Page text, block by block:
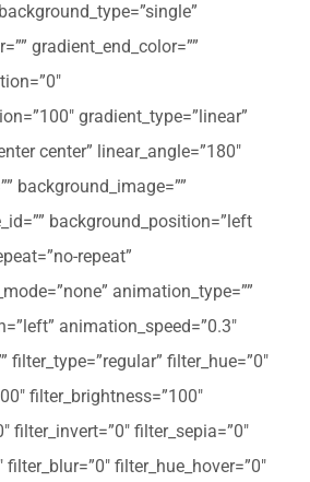
gradient_end_color=””
gradient_type=”linear”
center” linear_angle=”180″
background_image=””
background_position=”left
repeat”
animation_type=””
animation_speed=”0.3″
filter_type=”regular” filter_hue=”0″
filter_brightness=”100″
filter_invert=”0″ filter_sepia=”0″
filter_hue_hover=”0″